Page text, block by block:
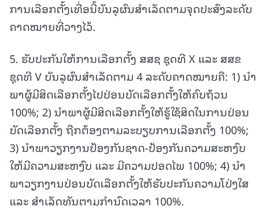
ການເລືອກຕັ້ງເທື່ອນີ້ບັນລຸຜົນສໍາເລັດຕາມຈຸດປະສົງລະດັບ
ຄາດໝາຍທີ່ວາງໄວ້.
5. ຮັບປະກັນໃຫ້ການເລືອກຕັ້ງ ສສຊ ຊຸດທີ X ແລະ ສສຂ
ຊຸດທີ V ບັນລຸຜົນສໍາເລັດຕາມ 4 ລະດັບຄາດໝາຍຄື: 1) ນໍາ
ພາຜູ້ມີສິດເລືອກຕັ້ງໄປປ່ອນບັດເລືອກຕັ້ງໃຫ້ຄົບຖ້ວນ
100%; 2) ນໍາພາຜູ້ມີສິດເລືອກຕັ້ງໃຫ້ຮູ້ໃຊ້ສິດໃນການປ່ອນ
ບັດເລືອກຕັ້ງ ຖືກຕ້ອງຕາມລະບຽບການເລືອກຕັ້ງ 100%;
3) ນໍາພາວຽກງານປ້ອງກັນຊາດ-ປ້ອງກັນຄວາມສະຫງົບ
ໃຫ້ມີຄວາມສະຫງົບ ແລະ ມີຄວາມປອດໄພ 100%; 4) ນໍາ
ພາວຽກງານປ່ອນບັດເລືອກຕັ້ງໃຫ້ຮັບປະກັນຄວາມໂປ່ງໃສ
ແລະ ສໍາເລັດທັນຕາມກຳນົດເວລາ 100%.